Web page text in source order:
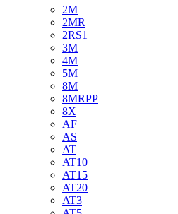
2M
2MR
2RS1
3M
4M
5M
8M
8MRPP
8X
AF
AS
AT
AT10
AT15
AT20
AT3